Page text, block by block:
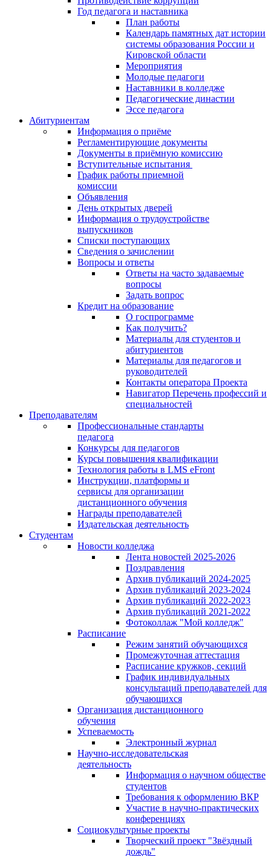
Год педагога и наставника
План работы
Календарь памятных дат истории
системы образования России и
Кировской области
Мероприятия
Молодые педагоги
Наставники в колледже
Педагогические династии
Эссе педагога
Абитуриентам
Информация о приёме
Регламентирующие документы
Документы в приёмную комиссию
Вступительные испытания
График работы приемной
комиссии
Объявления
День открытых дверей
Информация о трудоустройстве
выпускников
Списки поступающих
Сведения о зачислении
Вопросы и ответы
Ответы на часто задаваемые
вопросы
Задать вопрос
Кредит на образование
О госпрограмме
Как получить?
Материалы для студентов и
абитуриентов
Материалы для педагогов и
руководителей
Контакты оператора Проекта
Навигатор Перечень профессий и
специальностей
Преподавателям
Профессиональные стандарты
педагога
Конкурсы для педагогов
Курсы повышения квалификации
Технология работы в LMS eFront
Инструкции, платформы и
сервисы для организации
дистанционного обучения
Награды преподавателей
Издательская деятельность
Студентам
Новости колледжа
Лента новостей 2025-2026
Поздравления
Архив публикаций 2024-2025
Архив публикаций 2023-2024
Архив публикаций 2022-2023
Архив публикаций 2021-2022
Фотоколлаж "Мой колледж"
Расписание
Режим занятий обучающихся
Промежуточная аттестация
Расписание кружков, секций
График индивидуальных
консультаций преподавателей для
обучающихся
Организация дистанционного
обучения
Успеваемость
Электронный журнал
Научно-исследовательская
деятельность
Информация о научном обществе
студентов
Требования к оформлению ВКР
Участие в научно-практических
конференциях
Социокультурные проекты
Творческий проект "Звёздный
дождь"